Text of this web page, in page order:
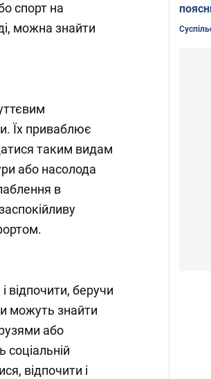
спорт на
можна знайти
Їх приваблює
таким видам
або насолода
в
відпочити, беручи
можуть знайти
або
соціальній
відпочити і